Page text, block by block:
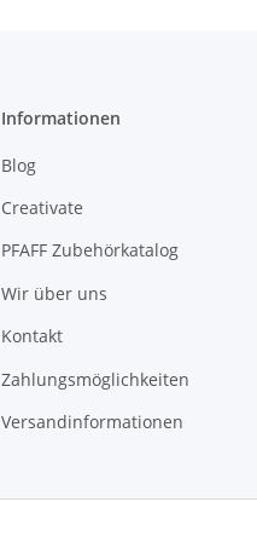
Informationen
Blog
Creativate
PFAFF Zubehörkatalog
Wir über uns
Kontakt
Zahlungsmöglichkeiten
Versandinformationen